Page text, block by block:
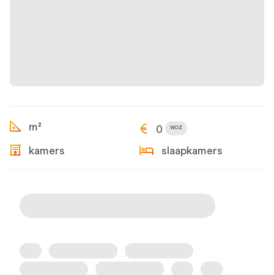
m² 0 WOZ
kamers slaapkamers